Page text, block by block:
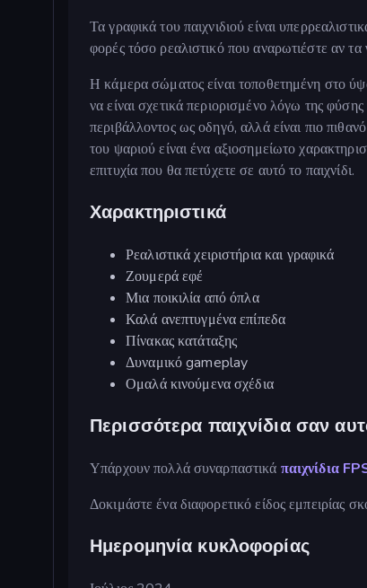
Τα γραφικά του παιχνιδιού είναι
φορές τόσο ρεαλιστικό που αναρωτιέστε αν
Η κάμερα σώματος είναι τοποθετημένη στο
να είναι σχετικά περιορισμένο λόγω της
περιβάλλοντος ως οδηγό, αλλά είναι πιο
του ψαριού είναι ένα αξιοσημείωτο
επιτυχία που θα πετύχετε σε αυτό το παιχνίδι.
Χαρακτηριστικά
Ρεαλιστικά χειριστήρια και γραφικά
Ζουμερά εφέ
Μια ποικιλία από όπλα
Καλά ανεπτυγμένα επίπεδα
Πίνακας κατάταξης
Δυναμικό gameplay
Ομαλά κινούμενα σχέδια
Περισσότερα παιχνίδια σαν
Υπάρχουν πολλά συναρπαστικά παιχνίδια
Δοκιμάστε ένα διαφορετικό είδος εμπειρίας
Ημερομηνία κυκλοφορίας